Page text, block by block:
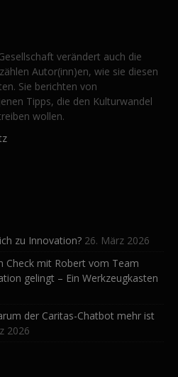
verändert auch die
Autor(inn)en, wie sie diesen
Sie berichten von
Tipps, die den Kulturwandel
wollen.
zu Innovation? 26. März 2026
Check mit Robert vom Team
gelingt – Ein Werkzeugkasten
der Caritas-Chatbot mehr ist
2026